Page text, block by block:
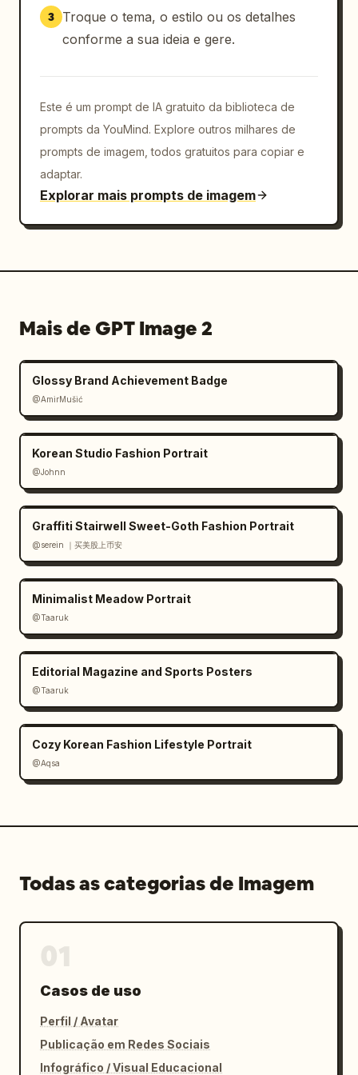
painel, enquadramento do produto ao nível dos
olhos, foco nítido no tubo, profundidade de
rótulo"}
3
Troque o tema, o estilo ou os detalhes
conforme a sua ideia e gere.
Este é um prompt de IA gratuito da biblioteca de
prompts da YouMind. Explore outros milhares de
prompts de imagem, todos gratuitos para copiar e
adaptar.
Explorar mais prompts de imagem
Mais de GPT Image 2
Glossy Brand Achievement Badge
@AmirMušić
Korean Studio Fashion Portrait
@Johnn
Graffiti Stairwell Sweet-Goth Fashion Portrait
@serein ｜买美股上币安
Minimalist Meadow Portrait
@Taaruk
Editorial Magazine and Sports Posters
@Taaruk
Cozy Korean Fashion Lifestyle Portrait
@Aqsa
Todas as categorias de Imagem
Casos de uso
Perfil / Avatar
Publicação em Redes Sociais
Infográfico / Visual Educacional